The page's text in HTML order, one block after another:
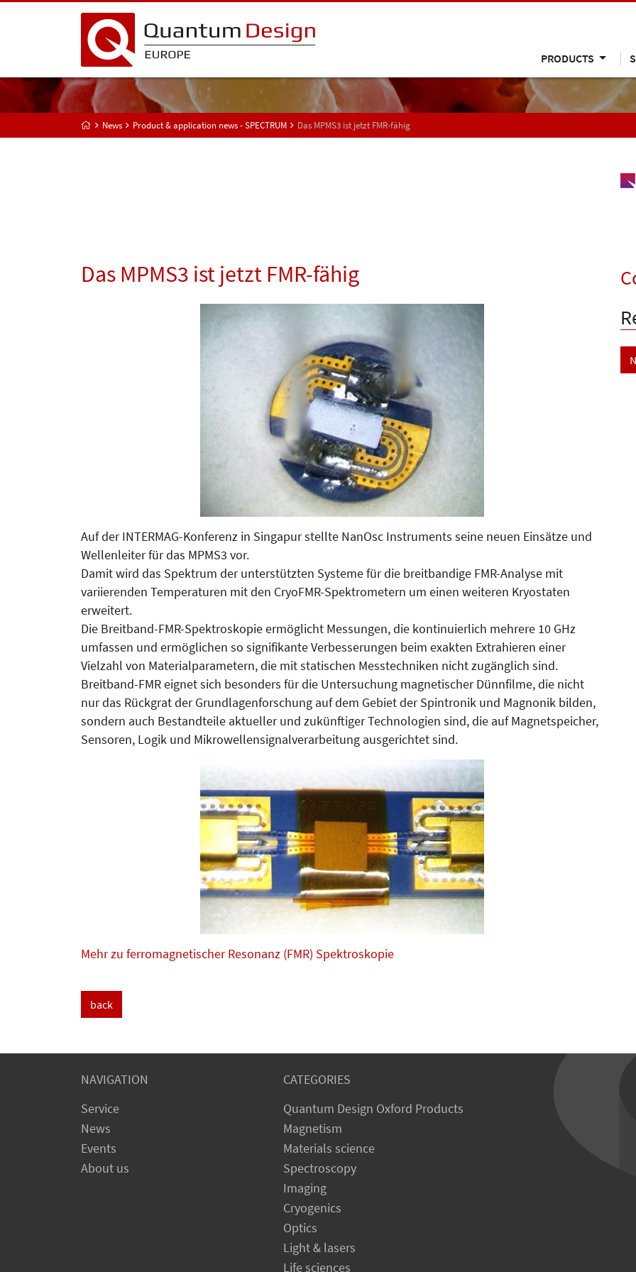
PRODUCTS
News Product & application news - SPECTRUM Das MPMS3 ist jetzt FMR-fähig
Das MPMS3 ist jetzt FMR-fähig
Auf der INTERMAG-Konferenz in Singapur stellte NanOsc Instru­ments seine neuen Einsätze und
Wel­len­leiter für das MPMS3 vor.
Damit wird das Spektrum der unterstützten Systeme für die breitbandige FMR-Analyse mit
variierenden Temperaturen mit den CryoFMR-Spektrometern um einen weiteren Kryostaten
erweitert.
Die Breitband-FMR-Spektroskopie ermöglicht Messungen, die kontinuierlich mehrere 10 GHz
umfassen und ermöglichen so signifikante Verbesserungen beim exakten Extrahieren einer
Vielzahl von Materialparametern, die mit statischen Messtechniken nicht zugänglich sind.
Breitband-FMR eignet sich besonders für die Untersuchung magnetischer Dünnfilme, die nicht
nur das Rückgrat der Grundlagenforschung auf dem Gebiet der Spintronik und Magnonik bilden,
sondern auch Be­standteile aktueller und zukünftiger Technologien sind, die auf Ma­gnet­speicher,
Sensoren, Logik und Mi­krowellensignalverarbeitung ausgerichtet sind.
Mehr zu ferromagnetischer Resonanz (FMR) Spektroskopie
back
NAVIGATION
Service
News
Events
About us
CATEGORIES
Quantum Design Oxford Products
Magnetism
Materials science
Spectroscopy
Imaging
Cryogenics
Optics
Light & lasers
Life sciences